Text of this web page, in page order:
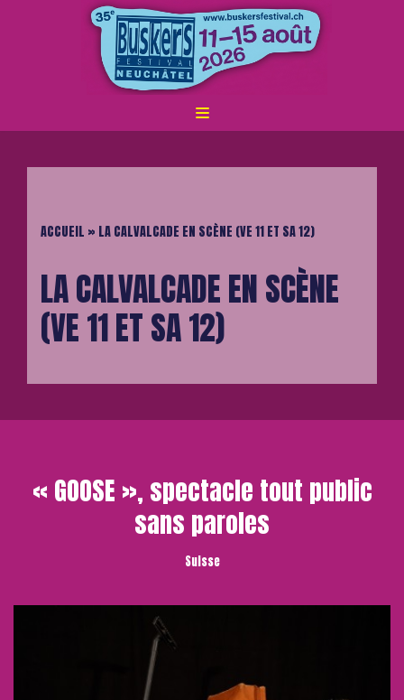
ACCUEIL » LA CALVALCADE EN SCÈNE (VE 11 ET SA 12)
LA CALVALCADE EN SCÈNE
(VE 11 ET SA 12)
« GOOSE », spectacle tout public
sans paroles
Suisse